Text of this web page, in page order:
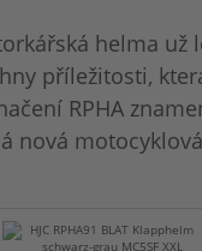
helma
příležitosti,
RPHA
nová